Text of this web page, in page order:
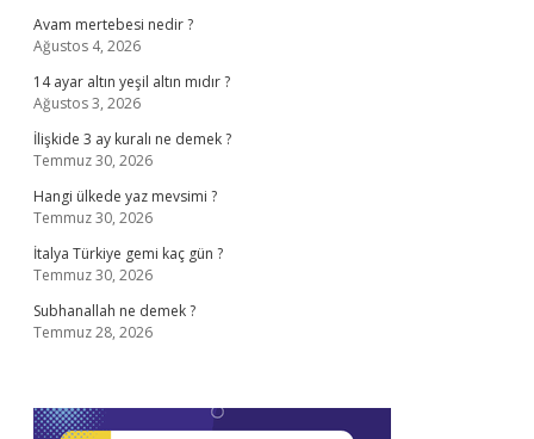
Avam mertebesi nedir ?
Ağustos 4, 2026
14 ayar altın yeşil altın mıdır ?
Ağustos 3, 2026
İlişkide 3 ay kuralı ne demek ?
Temmuz 30, 2026
Hangi ülkede yaz mevsimi ?
Temmuz 30, 2026
İtalya Türkiye gemi kaç gün ?
Temmuz 30, 2026
Subhanallah ne demek ?
Temmuz 28, 2026